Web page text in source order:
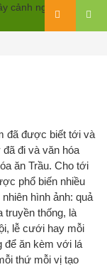
đã được biết tới và
đi và văn hóa
ăn Trầu. Cho tới
phổ biến nhiều
hình ảnh: quả
truyền thống, là
lễ cưới hay mỗi
để ăn kèm với lá
thứ mỗi vị tạo